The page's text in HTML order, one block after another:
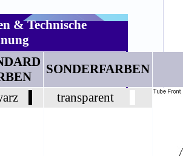
& Technische
SONDERFARBEN
transparent